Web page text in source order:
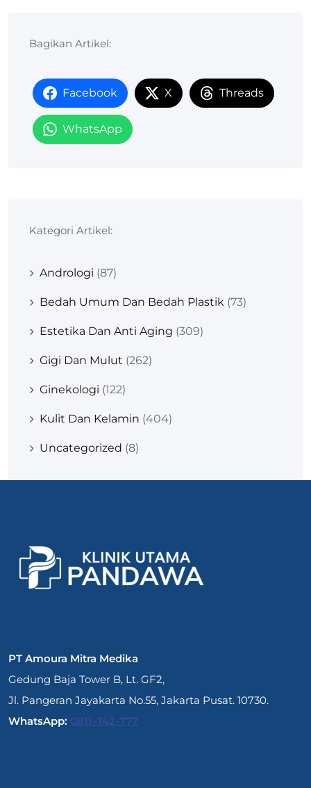
Bagikan Artikel:
Facebook X Threads
WhatsApp
Kategori Artikel:
Andrologi (87)
Bedah Umum Dan Bedah Plastik (73)
Estetika Dan Anti Aging (309)
Gigi Dan Mulut (262)
Ginekologi (122)
Kulit Dan Kelamin (404)
Uncategorized (8)
PT Amoura Mitra Medika
Gedung Baja Tower B, Lt. GF2,
Jl. Pangeran Jayakarta No.55, Jakarta Pusat. 10730.
WhatsApp: 0811-742-777